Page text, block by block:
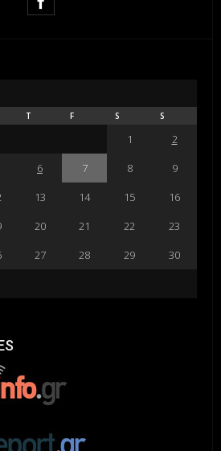
T F S S
1
2
6 7 8
9
13 14 15
16
20 21 22
23
27 28 29
30